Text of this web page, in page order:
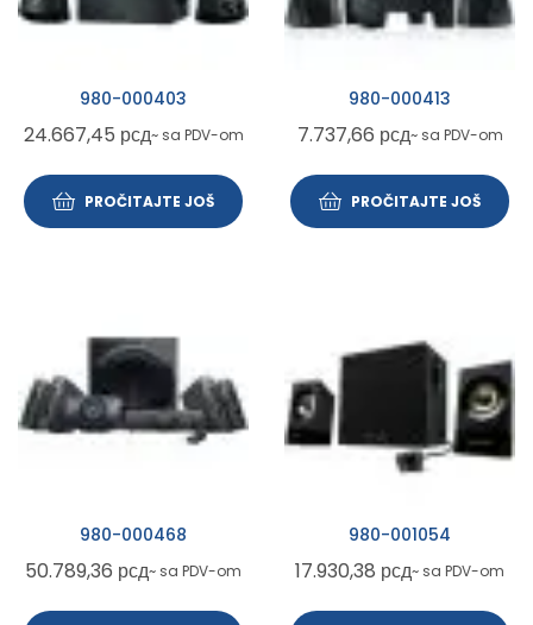
980-000403
24.667,45 рсд~ sa PDV-om
PROČITAJTE JOŠ
980-000413
7.737,66 рсд~ sa PDV-om
PROČITAJTE JOŠ
980-000468
50.789,36 рсд~ sa PDV-om
980-001054
17.930,38 рсд~ sa PDV-om